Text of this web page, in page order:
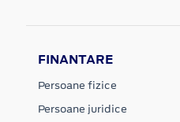
FINANTARE
Persoane fizice
Persoane juridice